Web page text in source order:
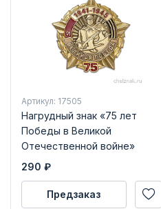
Артикул: 17505
Нагрудный знак «75 лет
Победы в Великой
Отечественной войне»
290 ₽
Предзаказ